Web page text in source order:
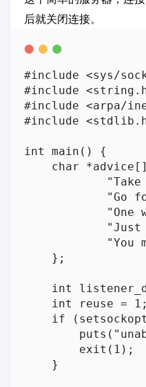
后就关闭连接。
#include <sys/
#include
#include <arpa/
#include
int main() {
char
"Take
"Go
"One
"You
    };
int
    int reuse = 1;
if
        exit(1);
    }